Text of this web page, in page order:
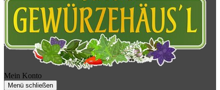
Mein Konto
Menü schließen